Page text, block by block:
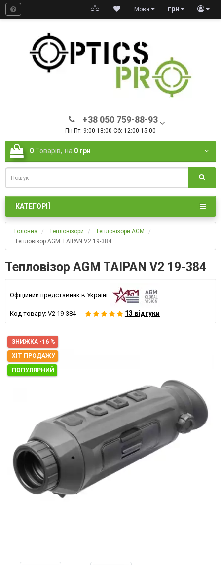
грн
Мова
+38 050 759-88-93
Пн-Пт: 9:00-18:00 Сб: 12:00-15:00
0 Товарів, на 0 грн
КАТЕГОРІЇ
Головна Тепловізори
Тепловізори AGM
Тепловізор AGM TAIPAN V2 19-384
Тепловізор AGM TAIPAN V2 19-384
Офіційний представник в Україні:
Код товару: V2 19-384 13 відгуки
ЗНИЖКА -16 %
ХІТ ПРОДАЖУ
ПОПУЛЯРНИЙ